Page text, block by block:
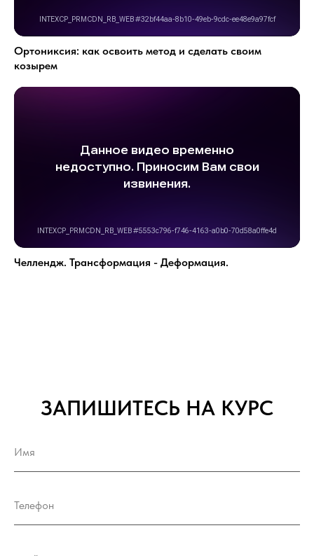
Ортониксия: как освоить метод и сделать своим
козырем
Челлендж. Трансформация - Деформация.
ЗАПИШИТЕСЬ НА КУРС